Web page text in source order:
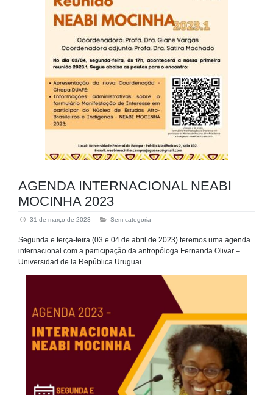
AGENDA INTERNACIONAL NEABI
MOCINHA 2023
31 de março de 2023 Sem categoria
Segunda e terça-feira (03 e 04 de abril de 2023) teremos uma agenda
internacional com a participação da antropóloga Fernanda Olivar –
Universidad de la República Uruguai.